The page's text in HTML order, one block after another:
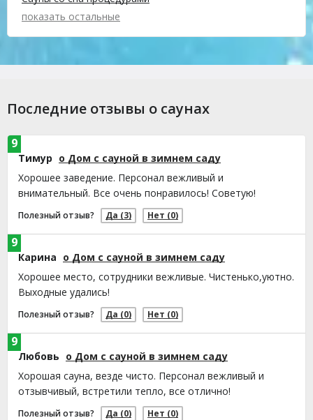
показать остальные
Последние отзывы о саунах
Тимур о Дом с сауной в зимнем саду
Хорошее заведение. Персонал вежливый и
внимательный. Все очень понравилось! Советую!
Полезный отзыв? Да (3) Нет (0)
9
Карина о Дом с сауной в зимнем саду
Хорошее место, сотрудники вежливые. Чистенько,уютно.
Выходные удались!
Полезный отзыв? Да (0) Нет (0)
9
Любовь о Дом с сауной в зимнем саду
Хорошая сауна, везде чисто. Персонал вежливый и
отзывчивый, встретили тепло, все отлично!
Полезный отзыв? Да (0) Нет (0)
9